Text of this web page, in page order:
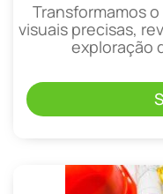
Transformamos
visuais precisas,
exploração